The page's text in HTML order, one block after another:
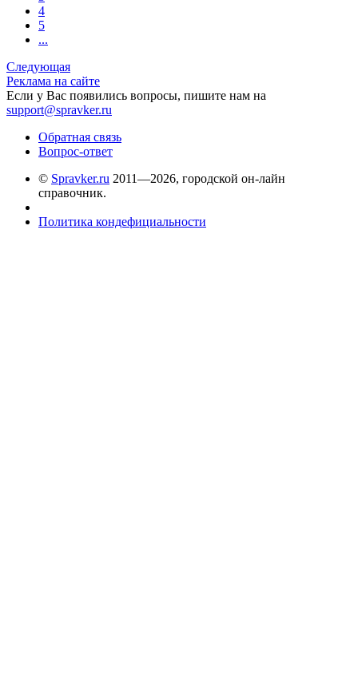
4
5
...
Следующая
Реклама на сайте
Если у Вас появились вопросы, пишите нам на
support@spravker.ru
Обратная связь
Вопрос-ответ
© Spravker.ru 2011—2026, городской он-лайн
справочник.
Политика кондефициальности